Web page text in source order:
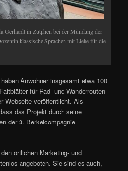
Gerhardt in Zutphen bei der Mündung der
klassische Sprachen mit Liebe für die
Anwohner insgesamt etwa 100
für Rad- und Wanderrouten
Webseite veröffentlicht. Als
das Projekt durch seine
der 3. Berkelcompagnie
örtlichen Marketing- und
angeboten. Sie sind es auch,